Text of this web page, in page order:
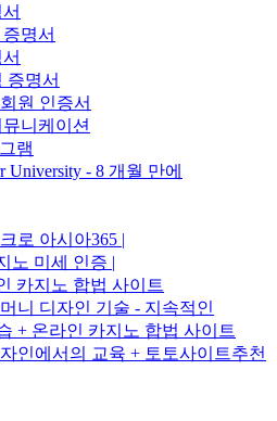
명서
증명서
원 인증서
니케이션
램
University - 8 개월 만에
로 아시아365 |
노 미세 인증 |
카지노 합법 사이트
니 디자인 기술 - 지속적인
+ 온라인 카지노 합법 사이트
인에서의 교육 + 토토사이트추천